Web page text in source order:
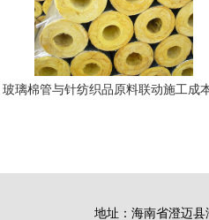
玻璃棉管与针纺织品原料联动施工成
地址：海南省澄迈